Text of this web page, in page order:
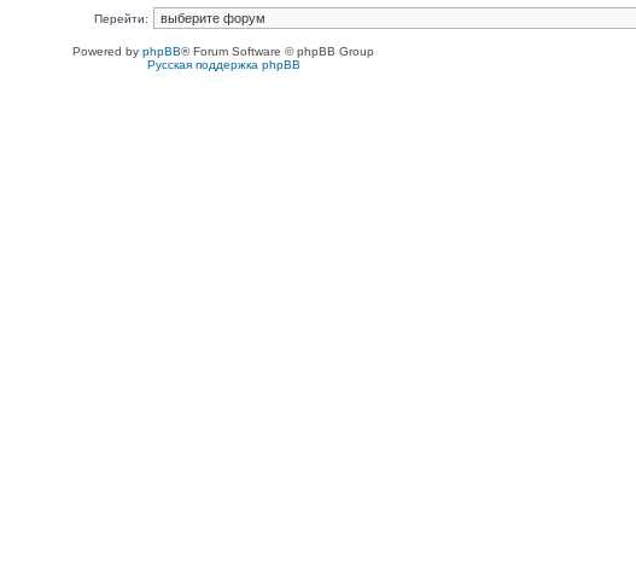
Перейти:
Powered by phpBB® Forum Software © phpBB Group
Русская поддержка phpBB